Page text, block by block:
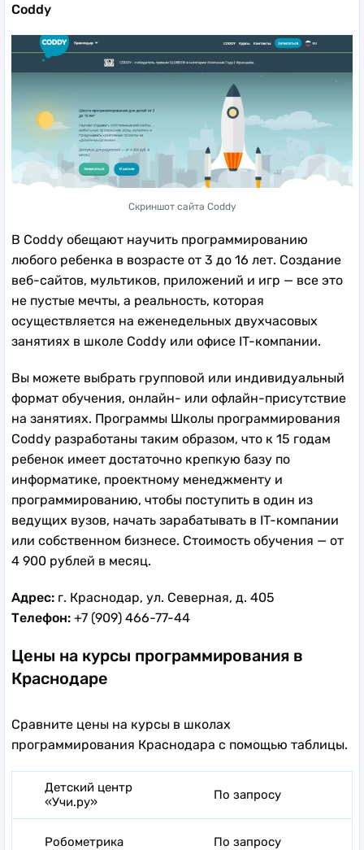
Coddy
Скриншот сайта Coddy
В Coddy обещают научить программированию
любого ребенка в возрасте от 3 до 16 лет. Создание
веб-сайтов, мультиков, приложений и игр — все это
не пустые мечты, а реальность, которая
осуществляется на еженедельных двухчасовых
занятиях в школе Coddy или офисе IT-компании.
Вы можете выбрать групповой или индивидуальный
формат обучения, онлайн- или офлайн-присутствие
на занятиях. Программы Школы программирования
Coddy разработаны таким образом, что к 15 годам
ребенок имеет достаточно крепкую базу по
информатике, проектному менеджменту и
программированию, чтобы поступить в один из
ведущих вузов, начать зарабатывать в IT-компании
или собственном бизнесе. Стоимость обучения — от
4 900 рублей в месяц.
Адрес: г. Краснодар, ул. Северная, д. 405
Телефон: +7 (909) 466-77-44
Цены на курсы программирования в
Краснодаре
Сравните цены на курсы в школах
программирования Краснодара с помощью таблицы.
Детский центр
«Учи.ру»
По запросу
Робометрика По запросу